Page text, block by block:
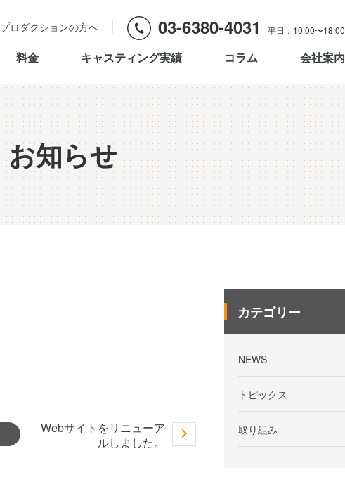
プロダクションの方へ 03-6380-4031 平日：10:00〜18:00
料金 キャスティング実績 コラム 会社案内
お知らせ
Webサイトをリニューア
ルしました。
カテゴリー
NEWS
トピックス
取り組み